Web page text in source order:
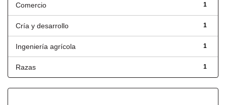
1
Comercio
1
Cría y desarrollo
1
Ingeniería agrícola
1
Razas